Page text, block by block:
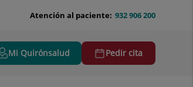
932 906 200
Atención al paciente:
Mi Quirónsalud Pedir cita